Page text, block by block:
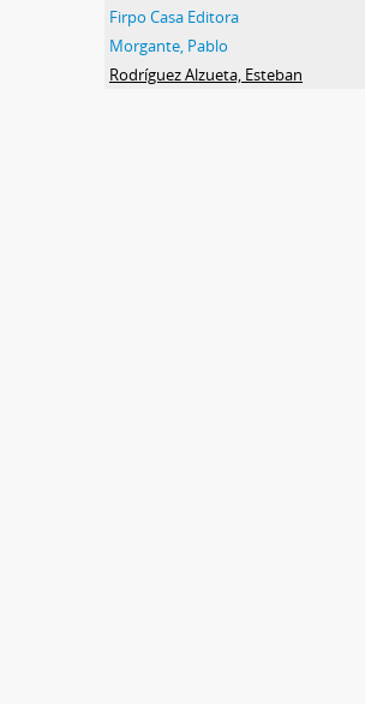
Firpo Casa Editora
Morgante, Pablo
Rodríguez Alzueta, Esteban